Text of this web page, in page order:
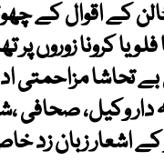
کے اقوال کے
یا کرونا زوروں پر
تحاشا مزاحمتی
وکیل، صحافی
اشعار زبان زد